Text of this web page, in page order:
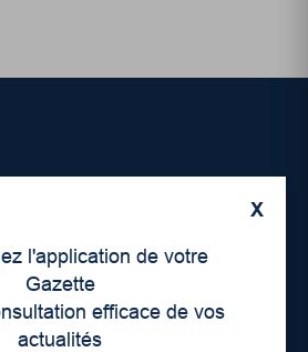
X
l'application de votre
Gazette
efficace de vos
actualités